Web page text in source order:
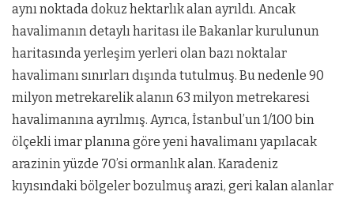
aynı noktada dokuz hektarlık alan ayrıldı. Ancak
havalimanın detaylı haritası ile Bakanlar kurulunun
haritasında yerleşim yerleri olan bazı noktalar
havalimanı sınırları dışında tutulmuş. Bu nedenle 90
milyon metrekarelik alanın 63 milyon metrekaresi
havalimanına ayrılmış. Ayrıca, İstanbul’un 1/100 bin
ölçekli imar planına göre yeni havalimanı yapılacak
arazinin yüzde 70’si ormanlık alan. Karadeniz
kıyısındaki bölgeler bozulmuş arazi, geri kalan alanlar